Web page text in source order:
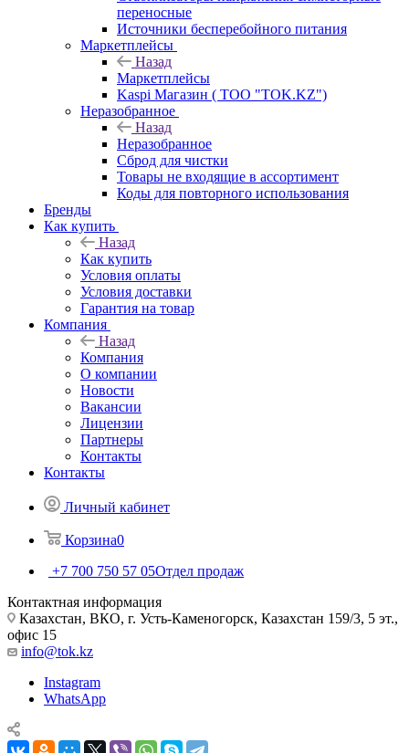
переносные
Источники бесперебойного питания
Маркетплейсы
Назад
Маркетплейсы
Kaspi Магазин ( ТОО "TOK.KZ")
Неразобранное
Назад
Неразобранное
Сброд для чистки
Товары не входящие в ассортимент
Коды для повторного использования
Бренды
Как купить
Назад
Как купить
Условия оплаты
Условия доставки
Гарантия на товар
Компания
Назад
Компания
О компании
Новости
Вакансии
Лицензии
Партнеры
Контакты
Контакты
Личный кабинет
Корзина0
+7 700 750 57 05Отдел продаж
Контактная информация
Казахстан, ВКО, г. Усть-Каменогорск, Казахстан 159/3, 5 эт.,
офис 15
info@tok.kz
Instagram
WhatsApp